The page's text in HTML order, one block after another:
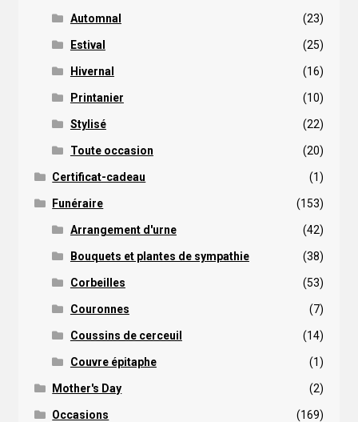
Automnal (23)
Estival (25)
Hivernal (16)
Printanier (10)
Stylisé (22)
Toute occasion (20)
Certificat-cadeau (1)
Funéraire (153)
Arrangement d'urne (42)
Bouquets et plantes de sympathie (38)
Corbeilles (53)
Couronnes (7)
Coussins de cerceuil (14)
Couvre épitaphe (1)
Mother's Day (2)
Occasions (169)